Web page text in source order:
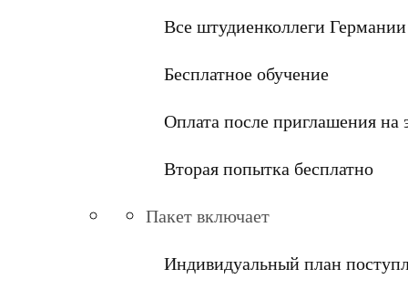
Все штудиенколлеги Германии
Бесплатное обучение
Оплата после приглашения на
Вторая попытка бесплатно
Пакет включает
Индивидуальный план